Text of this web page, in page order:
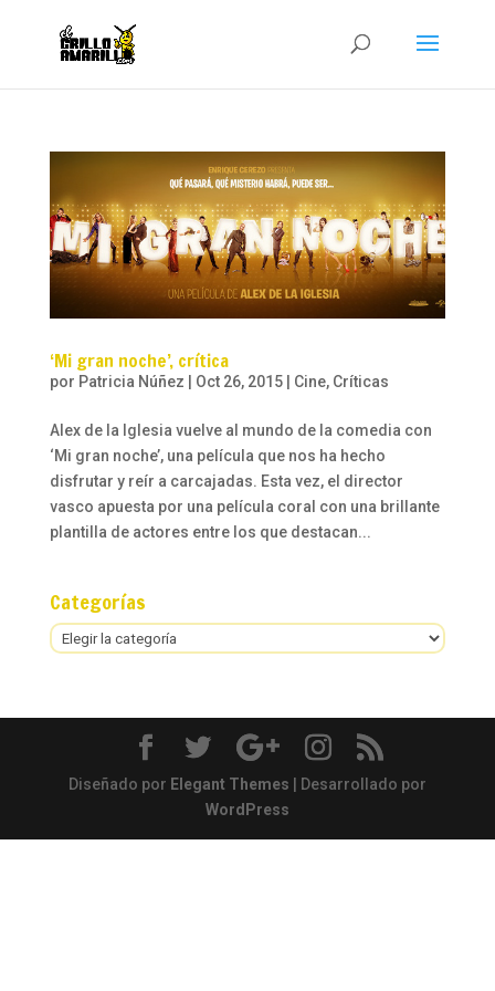
‘Mi gran noche’, crítica
por Patricia Núñez Oct 26, 2015| Cine, Críticas
Alex de la Iglesia vuelve al mundo de la comedia con
‘Mi gran noche’, una película que nos ha hecho
disfrutar y reír a carcajadas. Esta vez, el director
vasco apuesta por una película coral con una brillante
plantilla de actores entre los que destacan...
Categorías
Categorías
Diseñado por Elegant Themes | Desarrollado por
WordPress